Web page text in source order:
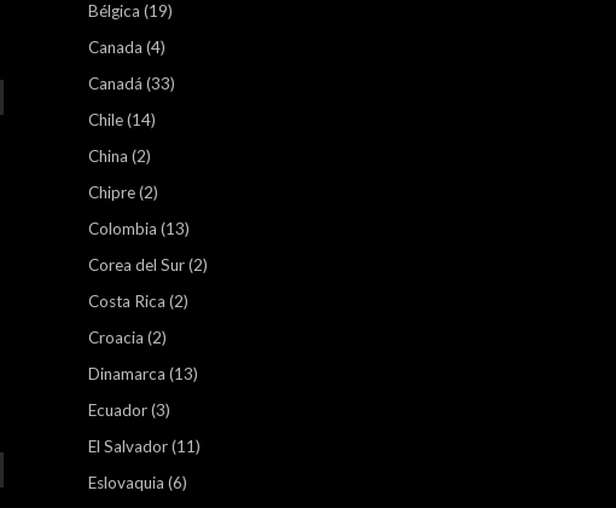
Bélgica (19)
Canada (4)
Canadá (33)
Chile(14)
China (2)
Chipre(2)
Colombia (13)
Corea del Sur(2)
Costa Rica (2)
Croacia (2)
Dinamarca (13)
Ecuador(3)
El Salvador(11)
Eslovaquia (6)